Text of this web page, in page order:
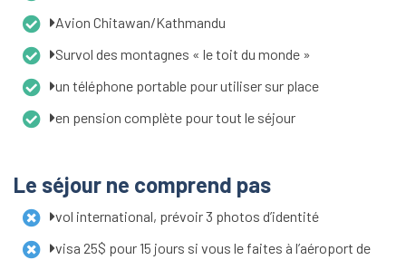
Avion Chitawan/Kathmandu
Survol des montagnes « le toit du monde »
un téléphone portable pour utiliser sur place
en pension complète pour tout le séjour
Le séjour ne comprend pas
vol international, prévoir 3 photos d’identité
visa 25$ pour 15 jours si vous le faites à l’aéroport de